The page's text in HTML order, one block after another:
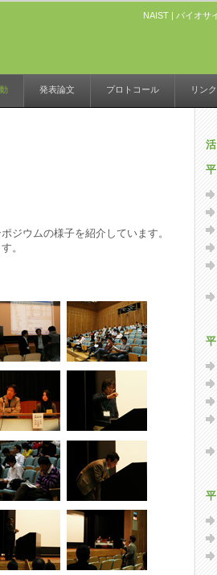
NAIST | バイオサ
発表論文 プロトコール リンク
ウムの様子を紹介しています。
。